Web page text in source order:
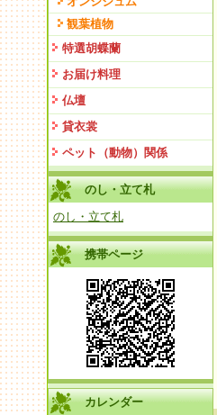
観葉植物
特選胡蝶蘭
お届け料理
仏壇
貸衣裳
ペット（動物）関係
のし・立て札
のし・立て札
携帯ページ
カレンダー